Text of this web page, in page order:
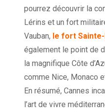
pourrez découvrir la
Lérins et un fort
Vauban, le fort
également le point de
la magnifique Côte
comme Nice, Monaco
En résumé, Cannes
l’art de vivre